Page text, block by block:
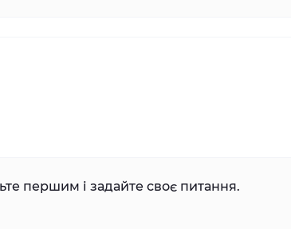
першим і задайте своє питання.